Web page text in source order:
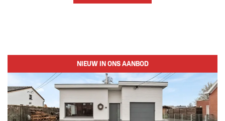
NIEUW IN ONS AANBOD